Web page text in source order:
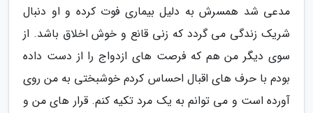
مدعی شد همسرش به دلیل بیماری فوت کرده و او دنبال
شریک زندگی می گردد که زنی قانع و خوش اخلاق باشد. از
سوی دیگر من هم که فرصت های ازدواج را از دست داده
بودم با حرف های اقبال احساس کردم خوشبختی به من روی
آورده است و می توانم به یک مرد تکیه کنم. قرار های من و